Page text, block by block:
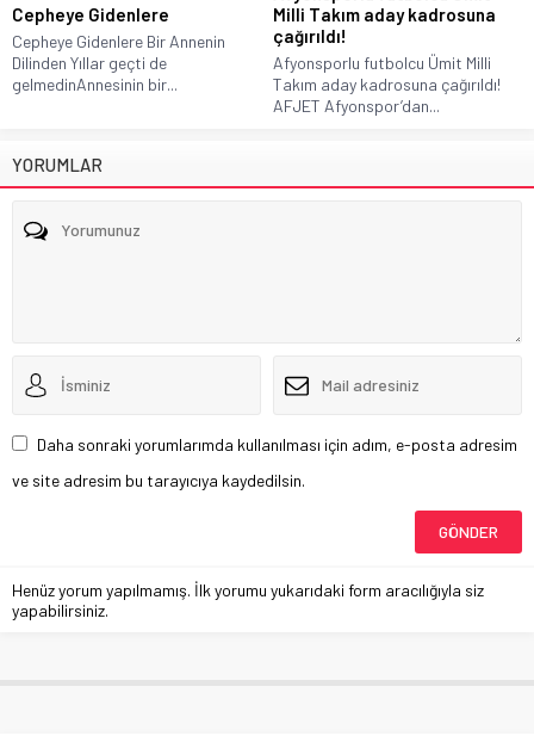
Cepheye Gidenlere
Cepheye Gidenlere Bir Annenin
Dilinden Yıllar geçti de
gelmedinAnnesinin bir...
Milli Takım aday kadrosuna
çağırıldı!
Afyonsporlu futbolcu Ümit Milli
Takım aday kadrosuna çağırıldı!
AFJET Afyonspor’dan...
YORUMLAR
Daha sonraki yorumlarımda kullanılması için adım, e-posta adresim
ve site adresim bu tarayıcıya kaydedilsin.
Henüz yorum yapılmamış. İlk yorumu yukarıdaki form aracılığıyla siz
yapabilirsiniz.